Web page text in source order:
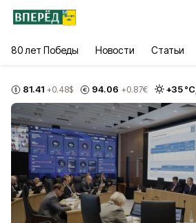
80 лет Победы Новости Статьи
81.41 +0.48$ 94.06 +0.87€ +35°С,